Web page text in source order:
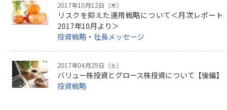
2017年10月12日（木）
リスクを抑えた運用戦略について＜月次レポート
2017年10月より＞
投資戦略 ・ 社長メッセージ
2017年04月29日（土）
バリュー株投資とグロース株投資について【後編】
投資戦略